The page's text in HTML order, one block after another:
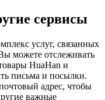
сервисы
услуг, связанных
можете отслеживать
HuaHan и
письма и посылки.
адрес, чтобы
важные